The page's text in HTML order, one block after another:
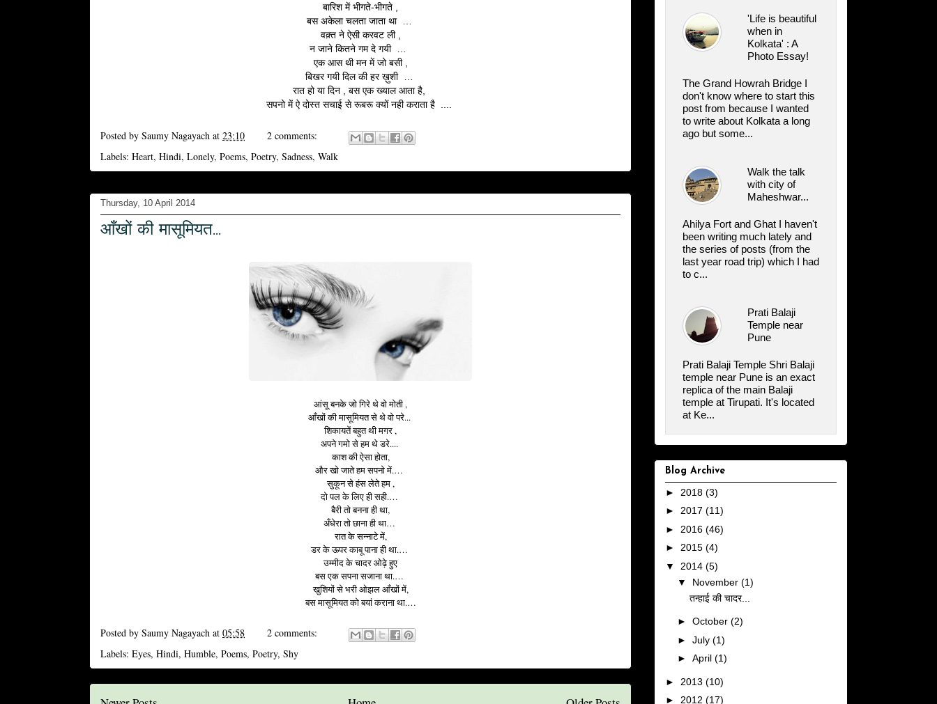
बारिश में भीगते-भीगते ,
बस अकेला चलता जाता था …
वक़्त ने ऐसी करवट ली ,
न जाने कितने गम दे गयी …
एक आस थी मन में जो बसी ,
बिखर गयी दिल की हर ख़ुशी …
रात हो या दिन , बस एक ख्याल आता है,
सपनो में ऐ दोस्त सचाई से रूबरू क्यों नही कराता है ....
Posted by Saumy Nagayach at 23:10
2 comments:
Labels: Heart, Hindi, Lonely, Poems, Poetry, Sadness, Walk
Thursday, 10 April 2014
आँखों की मासूमियत...
आंसू बनके जो गिरे थे वो मोती ,
आँखों की मासूमियत से थे वो परे...
शिकायतें बहुत थी मगर ,
अपने गमो से हम थे डरे....
काश की ऐसा होता,
और खो जाते हम सपनो में.…
सुकून से हंस लेते हम ,
दो पल के लिए ही सही.…
बैरी तो बनना ही था,
अँधेरा तो छाना ही था…
रात के सन्नाटे में,
डर के ऊपर काबू पाना ही था.…
उम्मीद के चादर ओढ़े हुए
बस एक सपना सजाना था.…
खुशियों से भरी ओझल आँखों में,
बस मासूमियत को बयां कराना था.…
Posted by Saumy Nagayach at 05:58
2 comments:
Labels: Eyes, Hindi, Humble, Poems, Poetry, Shy
'Life is beautiful
when in
Kolkata' : A
Photo Essay!
The Grand Howrah Bridge I
don't know where to start this
post from because I wanted
to write about Kolkata a long
ago but some...
Walk the talk
with city of
Maheshwar...
Ahilya Fort and Ghat I haven't
been writing much lately and
the series of posts (from the
last year road trip) which I had
to c...
Prati Balaji
Temple near
Pune
Prati Balaji Temple Shri Balaji
temple near Pune is an exact
replica of the main Balaji
temple at Tirupati. It's located
at Ke...
Blog Archive
► 2018 (3)
► 2017 (11)
► 2016 (46)
► 2015 (4)
▼ 2014 (5)
▼ November (1)
तन्हाई की चादर...
► October (2)
► July (1)
► April (1)
► 2013 (10)
► 2012 (17)